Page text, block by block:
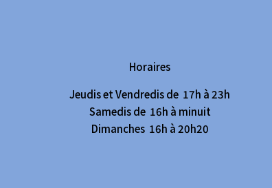
Horaires
Jeudis et Vendredis de 17h à 23h
Samedis de 16h à minuit
Dimanches 16h à 20h20